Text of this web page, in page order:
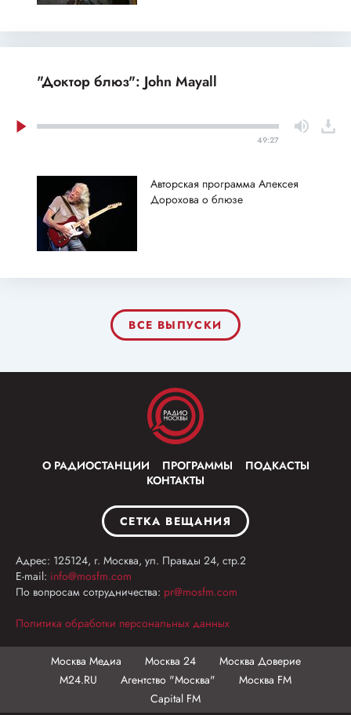
"Доктор блюз": John Mayall
49:27
Авторская программа Алексея
Дорохова о блюзе
ВСЕ ВЫПУСКИ
О РАДИОСТАНЦИИ ПРОГРАММЫ
ПОДКАСТЫ
КОНТАКТЫ
СЕТКА ВЕЩАНИЯ
Адрес: 125124, г. Москва, ул. Правды 24, стр.2
E-mail: info@mosfm.com
По вопросам сотрудничества: pr@mosfm.com
Политика обработки персональных данных
Москва Медиа Москва 24
Москва Доверие
М24.RU
Агентство "Москва"
Москва FM
Capital FM